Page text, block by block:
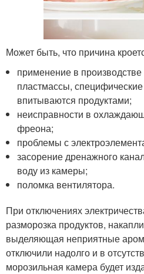
Может быть, что причина
применение в производстве
пластмассы,
впитываются продуктами;
неисправности в
фреона;
проблемы с
засорение дренажного
воду из камеры;
поломка вентилятора.
При отключениях
разморозка продуктов,
выделяющая неприятные
отключили надолго и в
морозильная камера будет